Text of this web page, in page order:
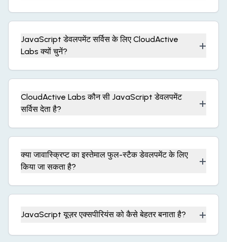
JavaScript डेवलपमेंट सर्विस के लिए CloudActive
Labs क्यों चुनें?
+
CloudActive Labs कौन सी JavaScript डेवलपमेंट
सर्विस देता है?
+
क्या जावास्क्रिप्ट का इस्तेमाल फुल-स्टैक डेवलपमेंट के लिए
किया जा सकता है?
+
JavaScript यूज़र एक्सपीरियंस को कैसे बेहतर बनाता है? +